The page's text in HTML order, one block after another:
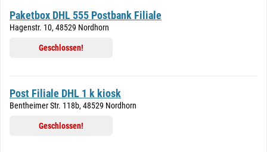
Paketbox DHL 555 Postbank Filiale
Hagenstr. 10, 48529 Nordhorn
Geschlossen!
Post Filiale DHL 1 k kiosk
Bentheimer Str. 118b, 48529 Nordhorn
Geschlossen!